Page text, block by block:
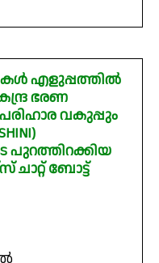
എളുപ്പത്തിൽ
ഭരണ
വകുപ്പും
ബോട്ട്